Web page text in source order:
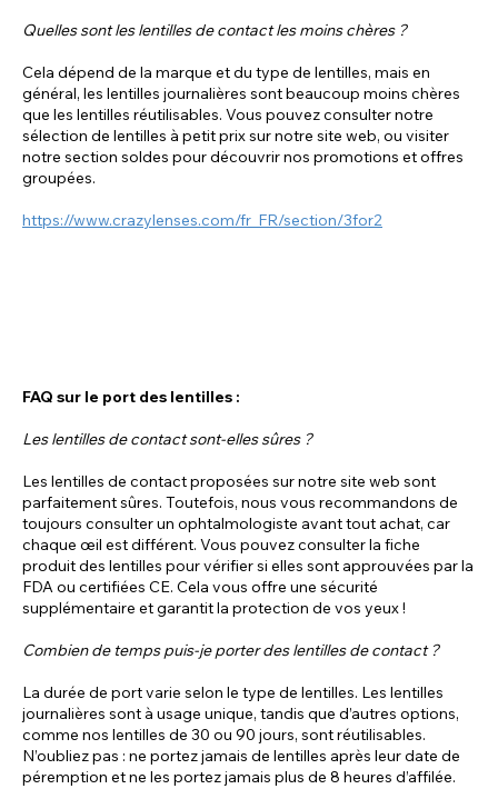
Quelles sont les lentilles de contact les moins chères ?
Cela dépend de la marque et du type de lentilles, mais en
général, les lentilles journalières sont beaucoup moins chères
que les lentilles réutilisables. Vous pouvez consulter notre
sélection de lentilles à petit prix sur notre site web, ou visiter
notre section soldes pour découvrir nos promotions et offres
groupées.
https://www.crazylenses.com/fr_FR/section/3for2
FAQ sur le port des lentilles :
Les lentilles de contact sont-elles sûres ?
Les lentilles de contact proposées sur notre site web sont
parfaitement sûres. Toutefois, nous vous recommandons de
toujours consulter un ophtalmologiste avant tout achat, car
chaque œil est différent. Vous pouvez consulter la fiche
produit des lentilles pour vérifier si elles sont approuvées par la
FDA ou certifiées CE. Cela vous offre une sécurité
supplémentaire et garantit la protection de vos yeux !
Combien de temps puis-je porter des lentilles de contact ?
La durée de port varie selon le type de lentilles. Les lentilles
journalières sont à usage unique, tandis que d’autres options,
comme nos lentilles de 30 ou 90 jours, sont réutilisables.
N’oubliez pas : ne portez jamais de lentilles après leur date de
péremption et ne les portez jamais plus de 8 heures d’affilée.